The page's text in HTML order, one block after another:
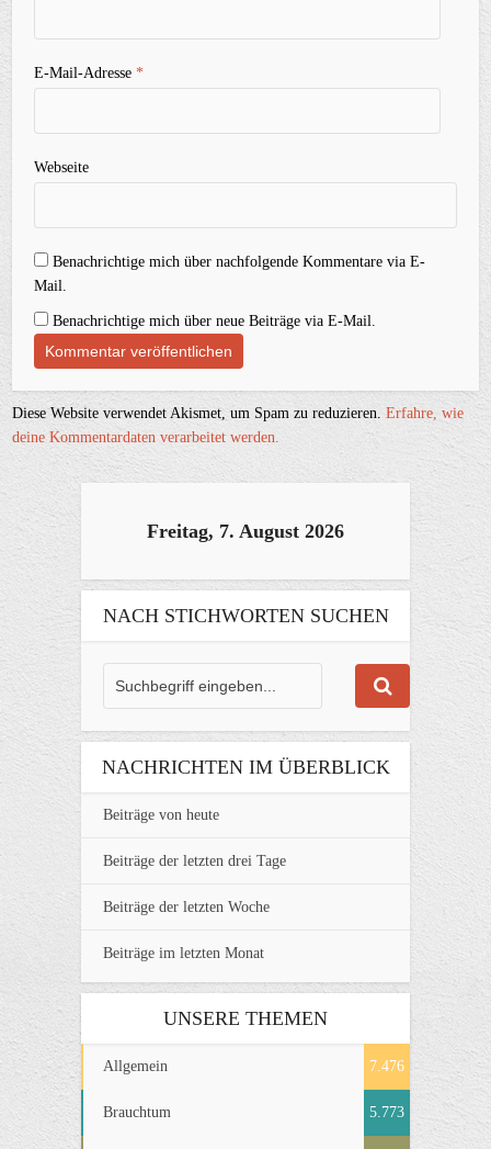
E-Mail-Adresse*
Webseite
Benachrichtige mich über nachfolgende Kommentare via E-
Mail.
Benachrichtige mich über neue Beiträge via E-Mail.
Diese Website verwendet Akismet, um Spam zu reduzieren.Erfahre, wie
deine Kommentardaten verarbeitet werden.
Freitag, 7. August 2026
NACH STICHWORTEN SUCHEN
NACHRICHTEN IM ÜBERBLICK
Beiträge von heute
Beiträge der letzten drei Tage
Beiträge der letzten Woche
Beiträge im letzten Monat
UNSERE THEMEN
Allgemein 7.476
Brauchtum 5.773